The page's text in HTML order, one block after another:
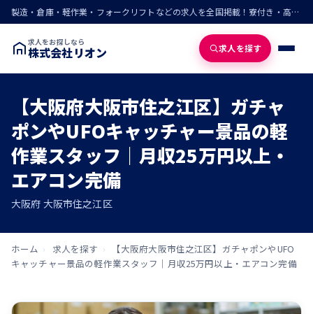
製造・倉庫・軽作業・フォークリフトなどの求人を全国掲載！寮付き・高収入・即入寮の仕事が見つかる
求人をお探しなら
株式会社リオン 求人を探す
【大阪府大阪市住之江区】ガチャ
ポンやUFOキャッチャー景品の軽
作業スタッフ｜月収25万円以上・
エアコン完備
大阪府 大阪市住之江区
ホーム › 求人を探す ›
【大阪府大阪市住之江区】ガチャポンやUFO
キャッチャー景品の軽作業スタッフ｜月収25万円以上・エアコン完備